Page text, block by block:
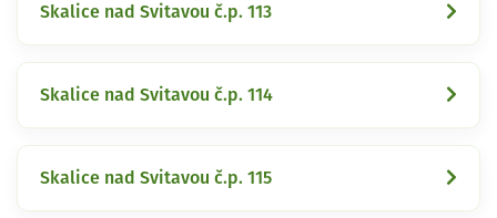
Skalice nad Svitavou č.p. 113
Skalice nad Svitavou č.p. 114
Skalice nad Svitavou č.p. 115